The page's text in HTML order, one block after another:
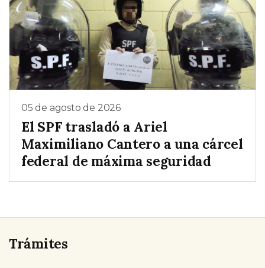
05 de agosto de 2026
El SPF trasladó a Ariel
Maximiliano Cantero a una cárcel
federal de máxima seguridad
Trámites